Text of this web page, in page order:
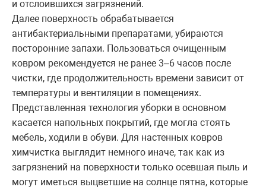
и отслоившихся загрязнений.
Далее поверхность обрабатывается
антибактериальными препаратами, убираются
посторонние запахи. Пользоваться очищенным
ковром рекомендуется не ранее 3–6 часов после
чистки, где продолжительность времени зависит от
температуры и вентиляции в помещениях.
Представленная технология уборки в основном
касается напольных покрытий, где могла стоять
мебель, ходили в обуви. Для настенных ковров
химчистка выглядит немного иначе, так как из
загрязнений на поверхности только осевшая пыль и
могут иметься выцветшие на солнце пятна, которые